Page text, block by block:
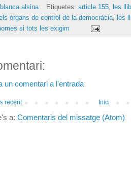
blanca alsina Etiquetes: article 155, les
òrgans de control de la democràcia, les
si tots les exigim
un comentari a l'entrada
recent Inici
a: Comentaris del missatge (Atom)